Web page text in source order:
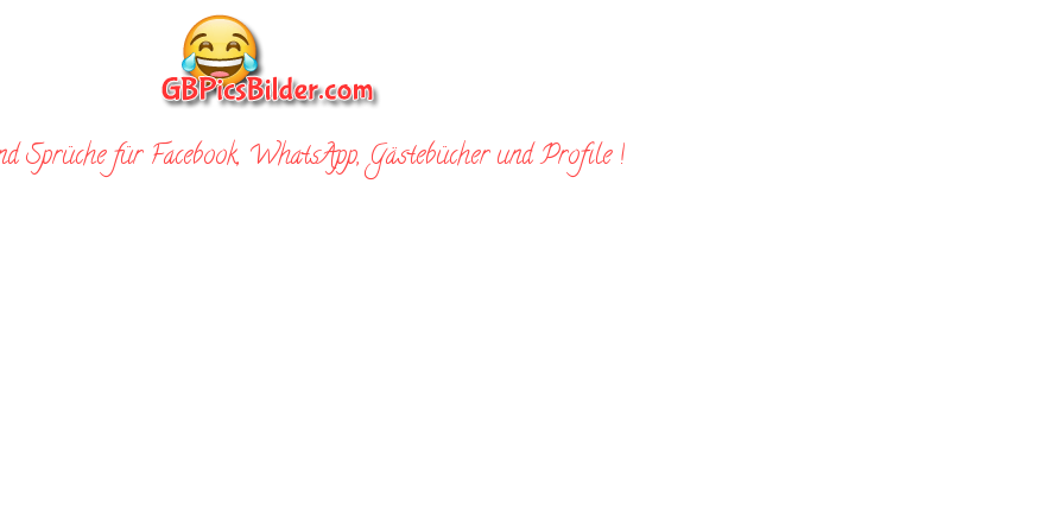
Sprüche für Facebook, WhatsApp, Gästebücher und Profile !